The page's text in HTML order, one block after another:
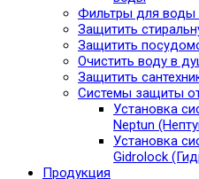
Фильтры для воды
Защитить
Защитить
Очистить воду в
Защитить
Системы защиты
Установка
Neptun
Установка
Gidrolock
Продукция